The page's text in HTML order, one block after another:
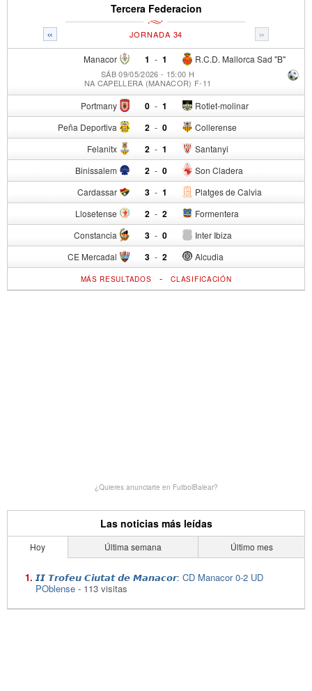
Tercera Federacion
« »
JORNADA 34
Manacor 1 - R.C.D. Mallorca Sad "B"
1
SÁB 09/05/2026 - 15:00 H
NA CAPELLERA (MANACOR) F-11
Portmany 0 - Rotlet-molinar
1
Peña Deportiva 2 - Collerense
0
Felanitx 2 - Santanyi
1
Binissalem 2 - Son Cladera
0
Cardassar 3 - Platges de Calvia
1
Llosetense 2 - Formentera
2
Constancia 3 - Inter Ibiza
0
CE Mercadal 3 - Alcudia
2
MÁS RESULTADOS -CLASIFICACIÓN
¿Quieres anunciarte en FutbolBalear?
Las noticias más leídas
Hoy Última semana Último mes
𝙄𝙄 𝙏𝙧𝙤𝙛𝙚𝙪 𝘾𝙞𝙪𝙩𝙖𝙩 𝙙𝙚 𝙈𝙖𝙣𝙖𝙘𝙤𝙧: CD Manacor 0-2 UD
POblense - 113 visitas